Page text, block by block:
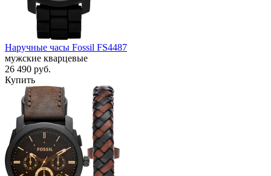
Наручные часы Fossil FS4487
мужские кварцевые
26 490 руб.
Купить